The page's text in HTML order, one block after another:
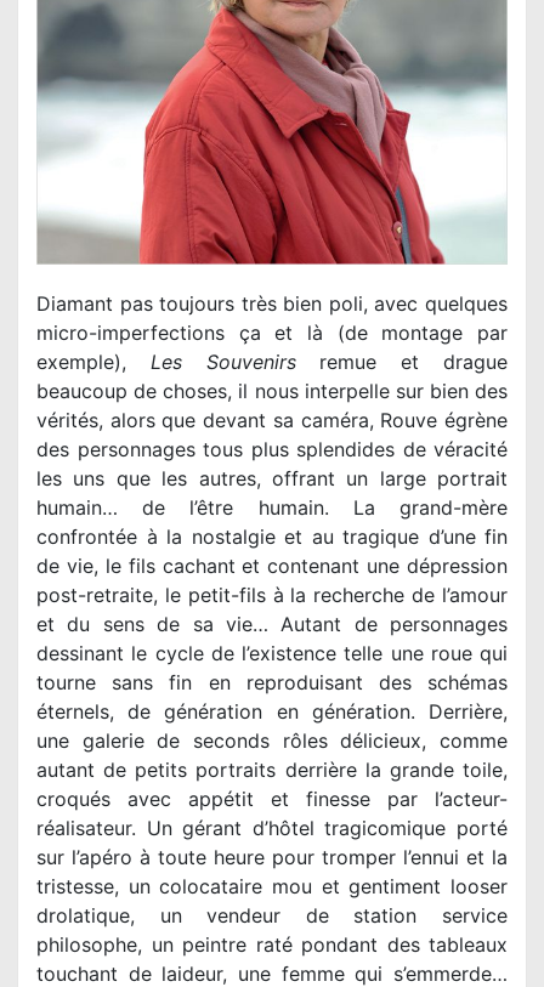
Diamant pas toujours très bien poli, avec quelques
micro-imperfections ça et là (de montage par
exemple), Les Souvenirsremue et drague
beaucoup de choses, il nous interpelle sur bien des
vérités, alors que devant sa caméra, Rouve égrène
des personnages tous plus splendides de véracité
les uns que les autres, offrant un large portrait
humain… de l’être humain. La grand-mère
confrontée à la nostalgie et au tragique d’une fin
de vie, le fils cachant et contenant une dépression
post-retraite, le petit-fils à la recherche de l’amour
et du sens de sa vie… Autant de personnages
dessinant le cycle de l’existence telle une roue qui
tourne sans fin en reproduisant des schémas
éternels, de génération en génération. Derrière,
une galerie de seconds rôles délicieux, comme
autant de petits portraits derrière la grande toile,
croqués avec appétit et finesse par l’acteur-
réalisateur. Un gérant d’hôtel tragicomique porté
sur l’apéro à toute heure pour tromper l’ennui et la
tristesse, un colocataire mou et gentiment looser
drolatique, un vendeur de station service
philosophe, un peintre raté pondant des tableaux
touchant de laideur, une femme qui s’emmerde…